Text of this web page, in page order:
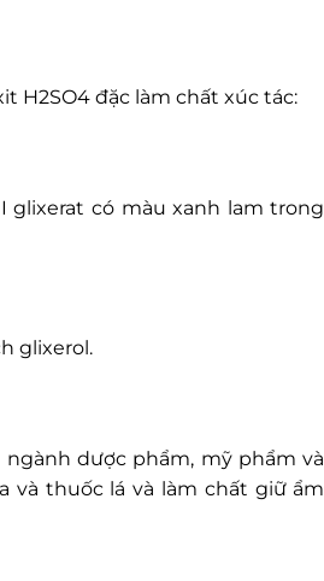
H2SO4 đặc làm chất xúc tác:
glixerat có màu xanh lam trong
glixerol.
dược phẩm, mỹ phẩm và
và thuốc lá và làm chất giữ ẩm